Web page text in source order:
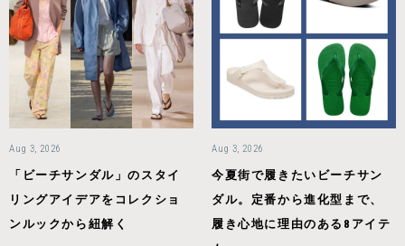
Aug 3, 2026
「ビーチサンダル」のスタイ
リングアイデアをコレクショ
ンルックから紐解く
Aug 3, 2026
今夏街で履きたいビーチサン
ダル。定番から進化型まで、
履き心地に理由のある8アイテ